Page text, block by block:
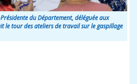
du Département, déléguée aux
le tour des ateliers de travail sur le gaspillage